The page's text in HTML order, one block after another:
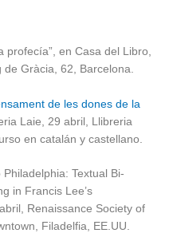
profecía”, en Casa del Libro,
Gràcia, 62, Barcelona.
de les dones de la
Laie, 29 abril, Llibreria
en catalán y castellano.
Textual Bi-
in Francis Lee’s
Renaissance Society of
Filadelfia, EE.UU.